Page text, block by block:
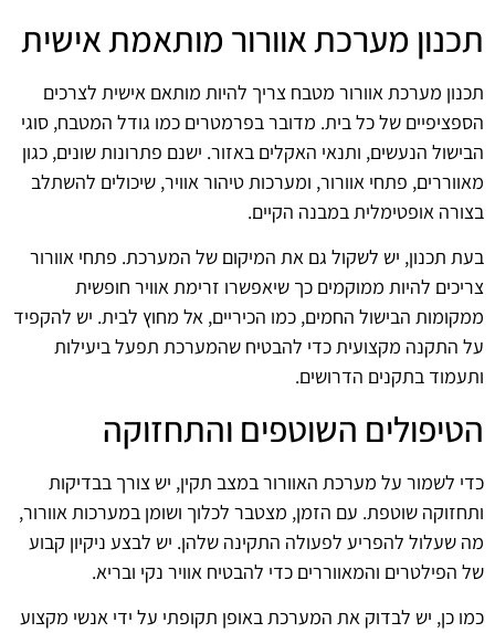
תכנון מערכת אוורור מותאמת אישית
תכנון מערכת אוורור מטבח צריך להיות מותאם אישית לצרכים
הספציפיים של כל בית. מדובר בפרמטרים כמו גודל המטבח, סוגי
הבישול הנעשים, ותנאי האקלים באזור. ישנם פתרונות שונים, כגון
מאווררים, פתחי אוורור, ומערכות טיהור אוויר, שיכולים להשתלב
בצורה אופטימלית במבנה הקיים.
בעת תכנון, יש לשקול גם את המיקום של המערכת. פתחי אוורור
צריכים להיות ממוקמים כך שיאפשרו זרימת אוויר חופשית
ממקומות הבישול החמים, כמו הכיריים, אל מחוץ לבית. יש להקפיד
על התקנה מקצועית כדי להבטיח שהמערכת תפעל ביעילות
ותעמוד בתקנים הדרושים.
הטיפולים השוטפים והתחזוקה
כדי לשמור על מערכת האוורור במצב תקין, יש צורך בבדיקות
ותחזוקה שוטפת. עם הזמן, מצטבר לכלוך ושומן במערכות אוורור,
מה שעלול להפריע לפעולה התקינה שלהן. יש לבצע ניקיון קבוע
של הפילטרים והמאווררים כדי להבטיח אוויר נקי ובריא.
כמו כן, יש לבדוק את המערכת באופן תקופתי על ידי אנשי מקצוע